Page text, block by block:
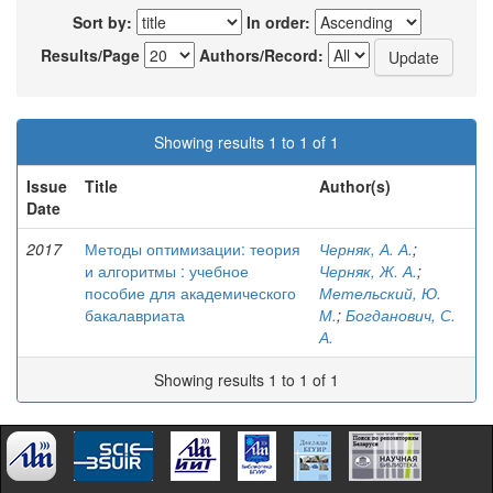
Sort by:
In order:
Results/Page
Authors/Record:
Showing results 1 to 1 of 1
Issue
Date
Title Author(s)
2017
Методы оптимизации: теория
и алгоритмы : учебное
пособие для академического
бакалавриата
Черняк, А. А.;
Черняк, Ж. А.;
Метельский, Ю.
М.; Богданович, С.
А.
Showing results 1 to 1 of 1